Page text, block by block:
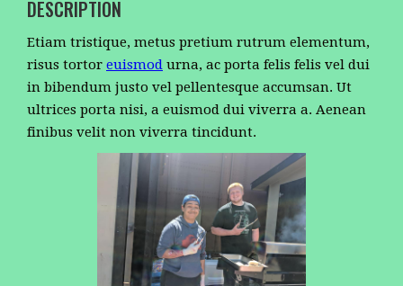
DESCRIPTION
Etiam tristique, metus pretium rutrum elementum,
risus tortor euismod urna, ac porta felis felis vel dui
in bibendum justo vel pellentesque accumsan. Ut
ultrices porta nisi, a euismod dui viverra a. Aenean
finibus velit non viverra tincidunt.